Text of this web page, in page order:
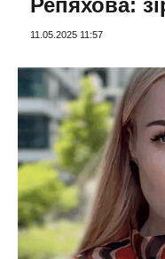
Репяхова:
11.05.2025 11:57